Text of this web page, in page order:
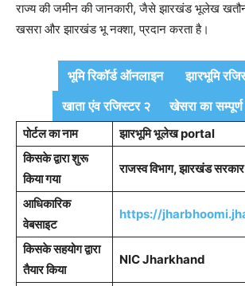
राज्य की जमीन की जानकारी, जैसे झारखंड भूलेख
खसरा और झारखंड भू नक्शा, प्रदान करता है।
भूमि रिकॉर्ड ऑनलाइन
झारभूमि
खाता एंव रजिस्टर २
खेसरा का
पोर्टल का नाम
झारभूमि भूलेख portal
किसके द्वारा शुरू
किया गया
राजस्व विभाग, झारखंड सरकार
आधिकारिक
वेबसाइट
https://
किसके सहयोग द्वारा
तैयार किया
NIC Jharkhand